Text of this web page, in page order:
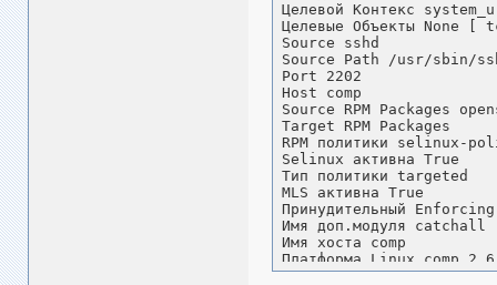
Целевой Контекс
Целевые Объекты None [
Source sshd
Source Path /usr/sbin/
Port 2202
Host comp
Source RPM Packages
Target RPM Packages
RPM политики selinux-
Selinux активна True
Тип политики targeted
MLS активна True
Принудительный Enforcing
Имя доп.модуля catchall
Имя хоста comp
Платформа Linux comp
14:08:11 EDT 2008 i686